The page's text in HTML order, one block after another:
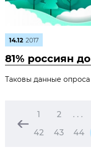
14.12 2017
81% россиян
Таковы данные
1 2 . . .
42
43 44